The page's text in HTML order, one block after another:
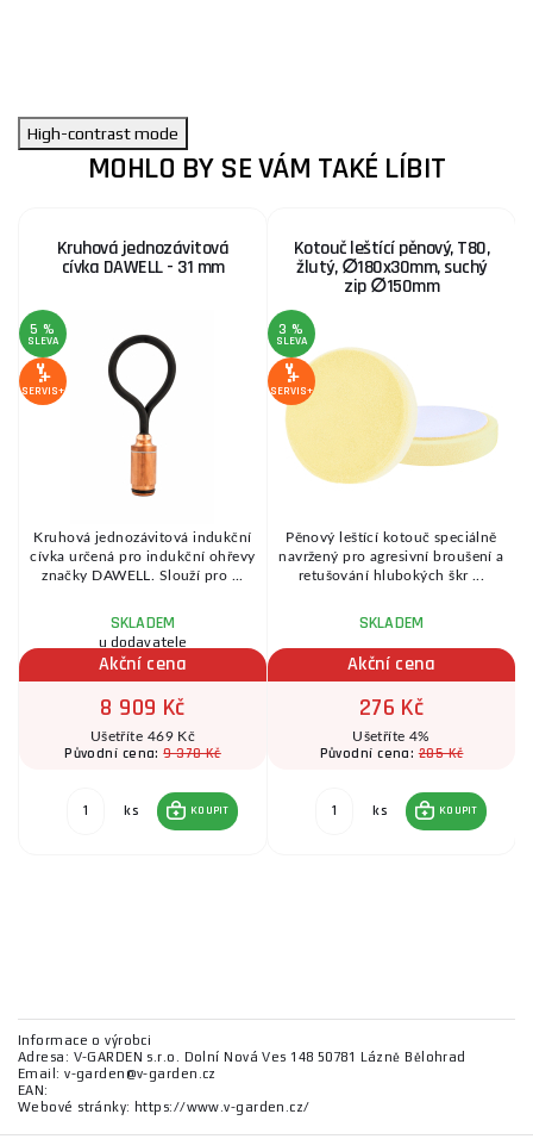
High-contrast mode
MOHLO BY SE VÁM TAKÉ LÍBIT
Kruhová jednozávitová
cívka DAWELL - 31 mm
5 %
SLEVA
SERVIS+
Kruhová jednozávitová indukční
cívka určená pro indukční ohřevy
značky DAWELL. Slouží pro ...
SKLADEM
u dodavatele
Akční cena
8 909 Kč
Ušetříte 469 Kč
Původní cena:9 378 Kč
ks KOUPIT
Kotouč leštící pěnový, T80,
žlutý, ∅180x30mm, suchý
zip ∅150mm
3 %
SLEVA
SERVIS+
Pěnový leštící kotouč speciálně
navržený pro agresivní broušení a
retušování hlubokých škr ...
SKLADEM
Akční cena
276 Kč
Ušetříte 4%
Původní cena:285 Kč
ks KOUPIT
Informace o výrobci
Adresa: V-GARDEN s.r.o. Dolní Nová Ves 148 50781 Lázně Bělohrad
Email: v-garden@v-garden.cz
EAN:
Webové stránky: https://www.v-garden.cz/